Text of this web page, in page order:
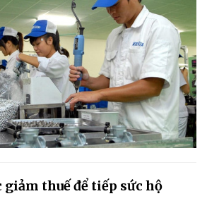
thuế để tiếp sức hộ